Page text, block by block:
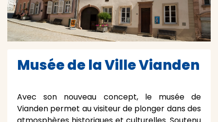
Musée de la Ville Vianden
Avec son nouveau concept, le musée de
Vianden permet au visiteur de plonger dans des